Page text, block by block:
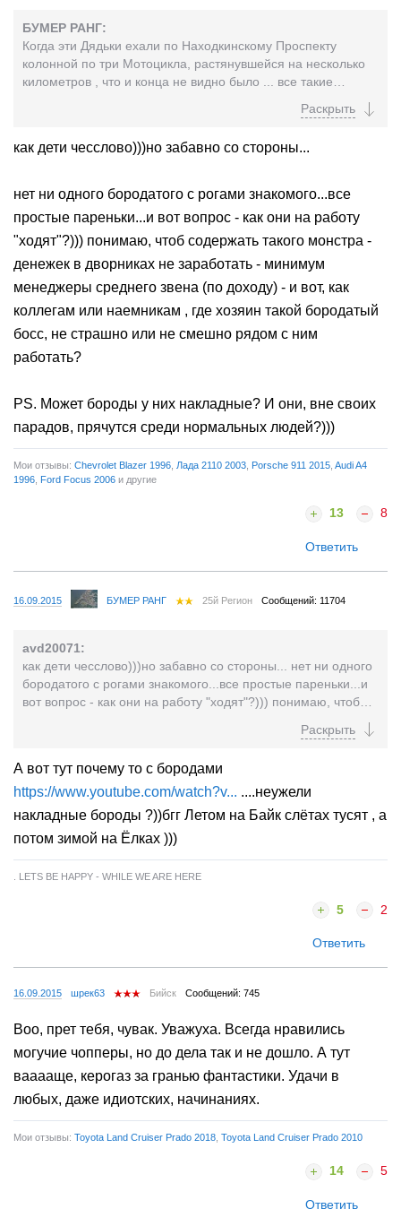
БУМЕР РАНГ:
Когда эти Дядьки ехали по Находкинскому Проспекту
колонной по три Мотоцикла, растянувшейся на несколько
километров , что и конца не видно было ... все такие
бахромой .... и гул такой неземной стоял от сотен
впечатлительно было на первом международном слёте
моторов ...
как дети чесслово)))но забавно со стороны...
нет ни одного бородатого с рогами знакомого...все
простые пареньки...и вот вопрос - как они на работу
"ходят"?))) понимаю, чтоб содержать такого монстра -
денежек в дворниках не заработать - минимум
менеджеры среднего звена (по доходу) - и вот, как
коллегам или наемникам , где хозяин такой бородатый
босс, не страшно или не смешно рядом с ним
работать?
PS. Может бороды у них накладные? И они, вне своих
парадов, прячутся среди нормальных людей?)))
Мои отзывы: Chevrolet Blazer 1996, Лада 2110 2003, Porsche 911 2015, Audi A4
1996, Ford Focus 2006 и другие
13 8
Ответить
16.09.2015 БУМЕР РАНГ 25й Регион Сообщений: 11704
avd20071:
как дети чесслово)))но забавно со стороны... нет ни одного
бородатого с рогами знакомого...все простые пареньки...и
вот вопрос - как они на работу "ходят"?))) понимаю, чтоб
заработать - минимум менеджеры среднего звена (по
такой бородатый босс, не страшно или не смешно рядом с
ним работать? PS. Может бороды у них накладные? И они,
вне своих парадов, прячутся среди нормальных людей?)))
А вот тут почему то с бородами
https://www.youtube.com/watch?v... ....неужели
накладные бороды ?))бгг Летом на Байк слётах тусят , а
потом зимой на Ёлках )))
. LETS BE HAPPY - WHILE WE ARE HERE
5 2
Ответить
16.09.2015 шрек63 Бийск Сообщений: 745
Воо, прет тебя, чувак. Уважуха. Всегда нравились
могучие чопперы, но до дела так и не дошло. А тут
вааааще, керогаз за гранью фантастики. Удачи в
любых, даже идиотских, начинаниях.
Мои отзывы: Toyota Land Cruiser Prado 2018 Toyota Land Cruiser Prado 2010
14 5
Ответить